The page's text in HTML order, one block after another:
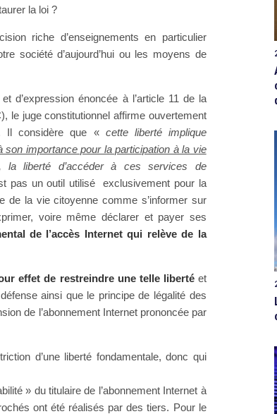
la loi ?
riche d’enseignements en particulier
société d’aujourd’hui ou les moyens de
d’expression énoncée à l’article 11 de la
le juge constitutionnel affirme ouvertement
Il considère que « cette liberté implique
son importance pour la participation à la vie
la liberté d’accéder à ces services de
pas un outil utilisé exclusivement pour la
de la vie citoyenne comme s’informer sur
voire même déclarer et payer ses
de l’accès Internet qui relève de la
effet de restreindre une telle libertéet
ainsi que le principe de légalité des
de l’abonnement Internet prononcée par
d’une liberté fondamentale, donc qui
» du titulaire de l’abonnement Internet à
ont été réalisés par des tiers. Pour le